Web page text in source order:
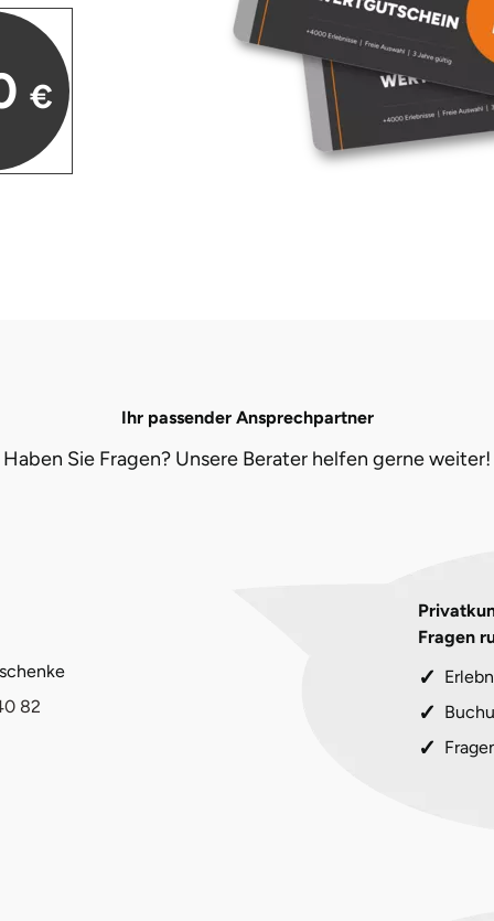
€
Ihr passender Ansprechpartner
Haben Sie Fragen? Unsere Berater helfen gerne weiter!
82
Fragen